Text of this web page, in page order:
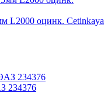
L2000 оцинк. Cetinkaya
234376